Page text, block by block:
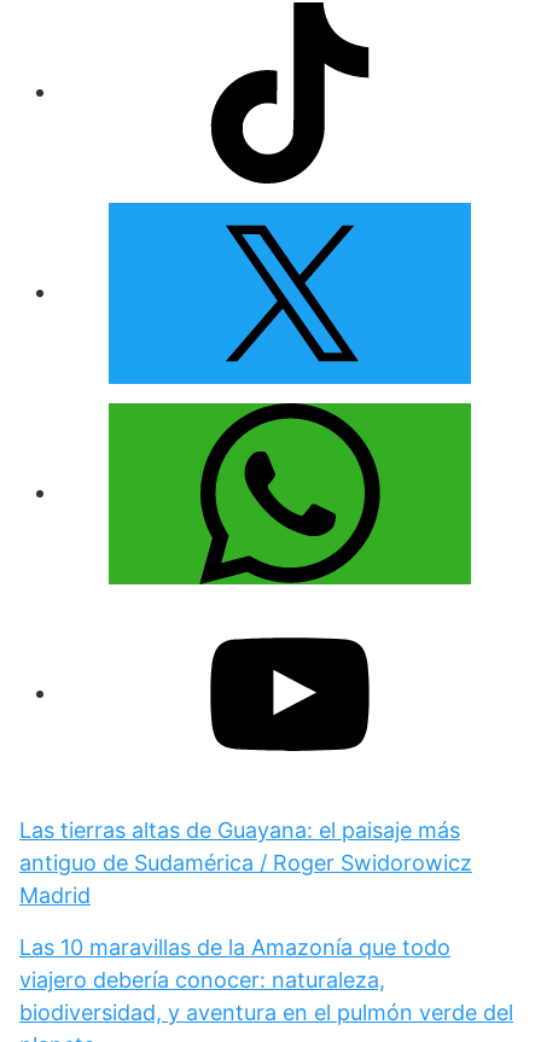
Las tierras altas de Guayana: el paisaje más
antiguo de Sudamérica / Roger Swidorowicz
Madrid
Las 10 maravillas de la Amazonía que todo
viajero debería conocer: naturaleza,
biodiversidad, y aventura en el pulmón verde del